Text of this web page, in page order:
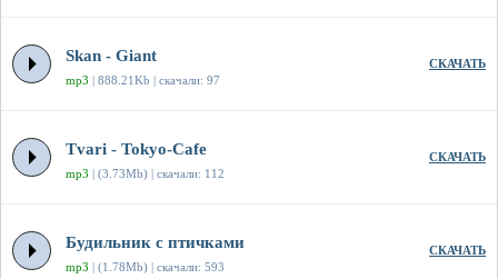
Skan - Giant
mp3 | 888.21Kb | скачали: 97
СКАЧАТЬ
Tvari - Tokyo-Cafe
mp3 | (3.73Mb) | скачали: 112
СКАЧАТЬ
Будильник с птичками
mp3 | (1.78Mb) | скачали: 593
СКАЧАТЬ